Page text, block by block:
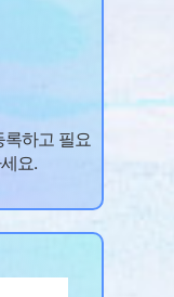
록하고 필요
요.